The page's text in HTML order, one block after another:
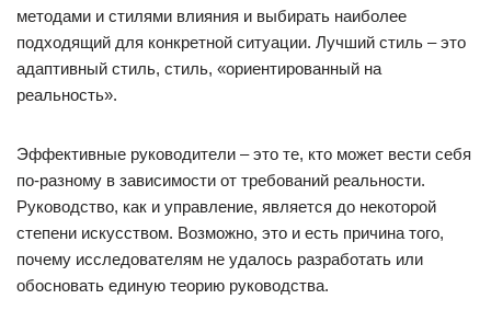
методами и стилями влияния и выбирать наиболее
подходящий для конкретной ситуации. Лучший стиль – это
адаптивный стиль, стиль, «ориентированный на
реальность».
Эффективные руководители – это те, кто может вести себя
по-разному в зависимости от требований реальности.
Руководство, как и управление, является до некоторой
степени искусством. Возможно, это и есть причина того,
почему исследователям не удалось разработать или
обосновать единую теорию руководства.